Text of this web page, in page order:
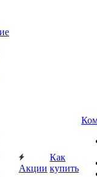
Акции
Как
купить